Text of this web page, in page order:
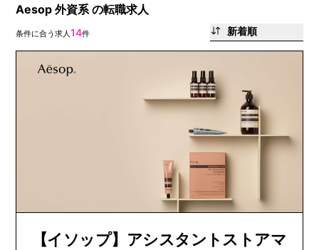
Aesop 外資系 の転職求人
条件に合う求人14件 新着順
【イソップ】アシスタントストアマ